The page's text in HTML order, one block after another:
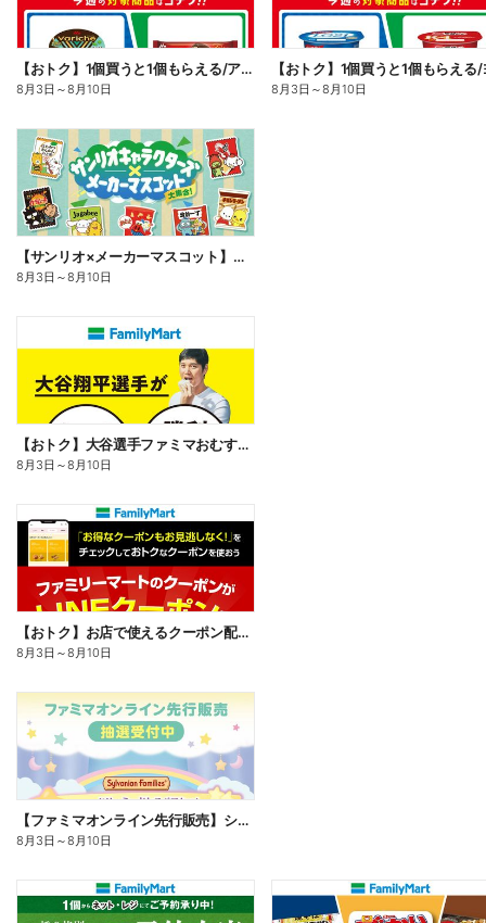
【おトク】1個買うと1個もらえる/アイス
8月3日 ～8月10日 8月3日 ～8月10日
【サンリオ×メーカーマスコット】オリジナルグッズ貰える!
8月3日 ～8月10日
【おトク】大谷選手ファミマおむすび割
8月3日 ～8月10日
【おトク】お店で使えるクーポン配信中
8月3日 ～8月10日
【ファミマオンライン先行販売】シルバニアファミリー
8月3日 ～8月10日